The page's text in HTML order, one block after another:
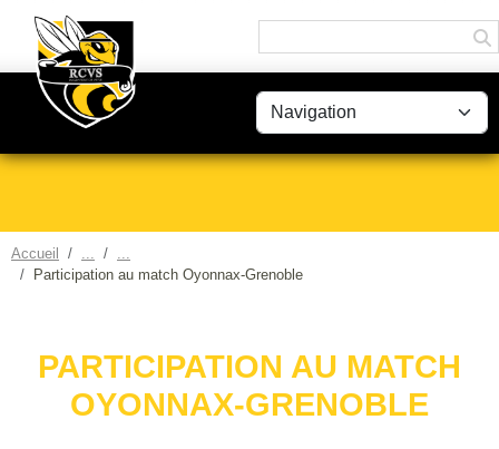
Accueil
Participation au match Oyonnax-Grenoble
PARTICIPATION AU MATCH
OYONNAX-GRENOBLE
Panneau de gestion des cookies